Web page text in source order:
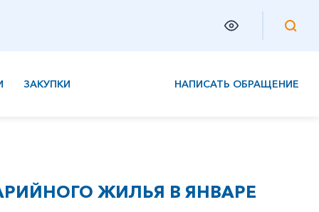
ЗАКУПКИ НАПИСАТЬ ОБРАЩЕНИЕ
ЖИЛЬЯ В ЯНВАРЕ